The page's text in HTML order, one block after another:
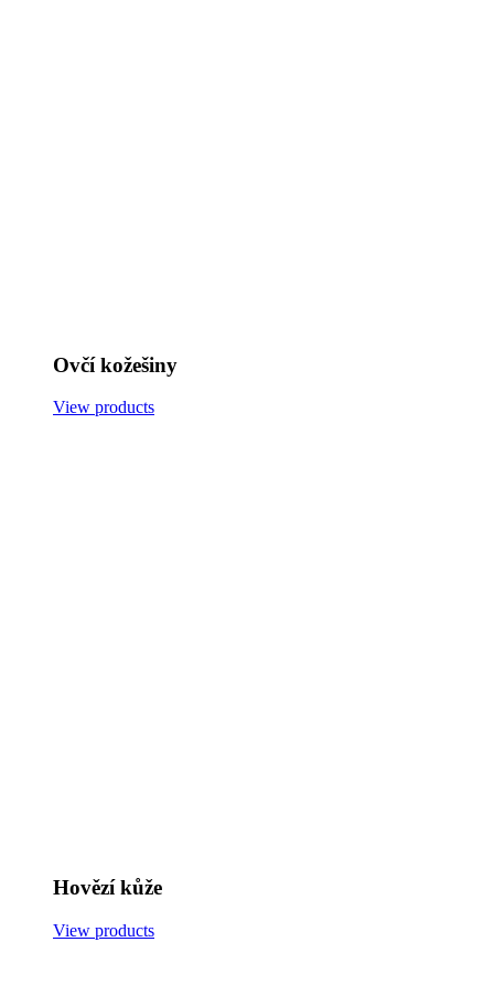
Ovčí kožešiny
View products
Hovězí kůže
View products